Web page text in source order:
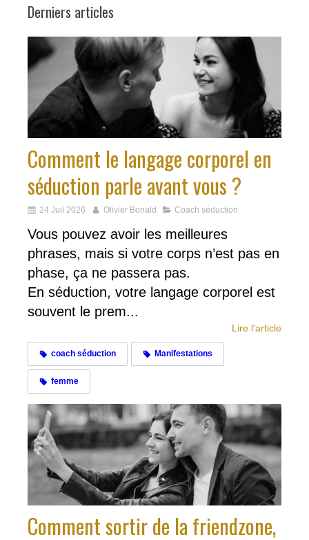
Derniers articles
Comment le langage corporel en
séduction parle avant vous ?
24 Juil 2026 Olivier Bonald Coach séduction
Vous pouvez avoir les meilleures
phrases, mais si votre corps n’est pas en
phase, ça ne passera pas.
En séduction, votre langage corporel est
souvent le prem...
Lire l'article
coach séduction Manifestations
femme
Comment sortir de la friendzone,